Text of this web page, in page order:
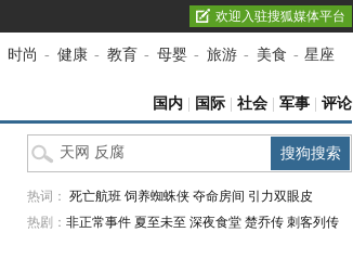
欢迎入驻搜狐媒体平台
时尚 - 健康 - 教育 - 母婴 - 旅游 - 美食 - 星座
国内 国际 社会 军事 评论
热词： 死亡航班 饲养蜘蛛侠 夺命房间 引力双眼皮
热剧： 非正常事件 夏至未至 深夜食堂 楚乔传 刺客列传